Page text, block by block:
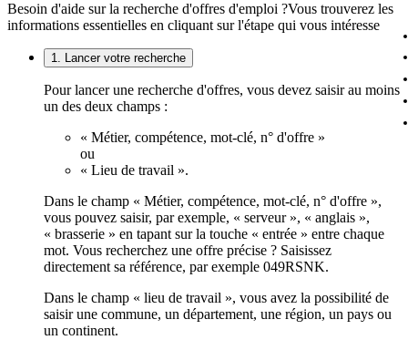
Besoin d'aide sur la recherche d'offres d'emploi ?Vous trouverez les
informations essentielles en cliquant sur l'étape qui vous intéresse
1. Lancer votre recherche
Pour lancer une recherche d'offres, vous devez saisir au moins
un des deux champs :
« Métier, compétence, mot-clé, n° d'offre »
ou
« Lieu de travail ».
Dans le champ « Métier, compétence, mot-clé, n° d'offre »,
vous pouvez saisir, par exemple, « serveur », « anglais »,
« brasserie » en tapant sur la touche « entrée » entre chaque
mot. Vous recherchez une offre précise ? Saisissez
directement sa référence, par exemple 049RSNK.
Dans le champ « lieu de travail », vous avez la possibilité de
saisir une commune, un département, une région, un pays ou
un continent.